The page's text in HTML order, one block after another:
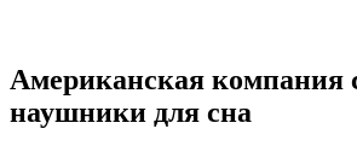
Американская компания
наушники для сна